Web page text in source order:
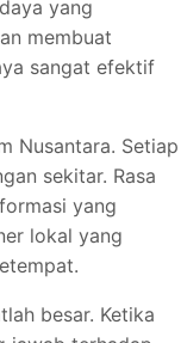
yang
membuat
sangat efektif
Nusantara. Setiap
sekitar. Rasa
yang
lokal yang
besar. Ketika